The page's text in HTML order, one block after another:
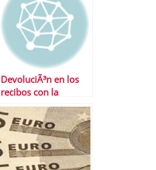
DevoluciÃ³n en los
recibos con la
nÃ³mina